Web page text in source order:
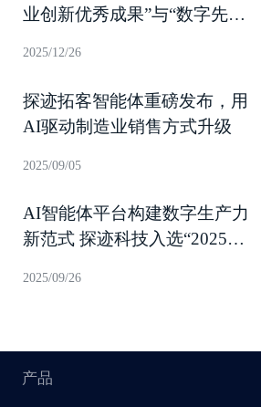
业创新优秀成果”与“数字先锋
2025/12/26
探迹拓客智能体重磅发布，用
AI驱动制造业销售方式升级
2025/09/05
AI智能体平台构建数字生产力
新范式 探迹科技入选“2025新
2025/09/26
产品